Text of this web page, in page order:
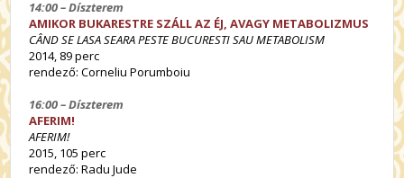
14:00 – Díszterem
AMIKOR BUKARESTRE SZÁLL AZ ÉJ, AVAGY METABOLIZMUS
CÂND SE LASA SEARA PESTE BUCURESTI SAU METABOLISM
2014, 89 perc
rendező:Corneliu Porumboiu
16:00 – Díszterem
AFERIM!
AFERIM!
2015, 105 perc
rendező: Radu Jude